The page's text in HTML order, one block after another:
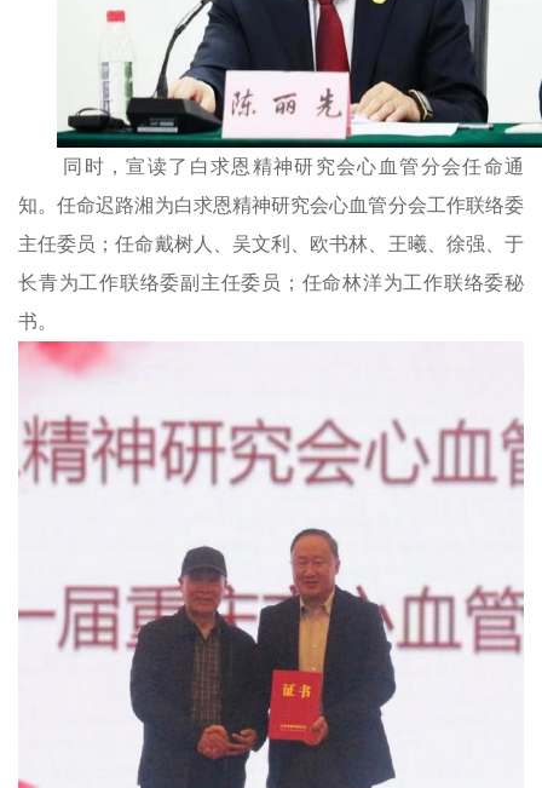
同时，宣读了 白求恩精神研究会心血管分会任命通
知。任命迟路湘为白求恩精神研究会心血管分会工作联络委
主任委员；任命戴树人、吴文利、欧书林、王曦、徐强、于
长青为工作联络委副主任委员；任命林洋为工作联络委秘
书。